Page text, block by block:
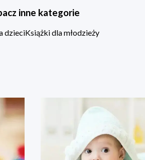
inne kategorie
dzieciKsiążki dla młodzieży